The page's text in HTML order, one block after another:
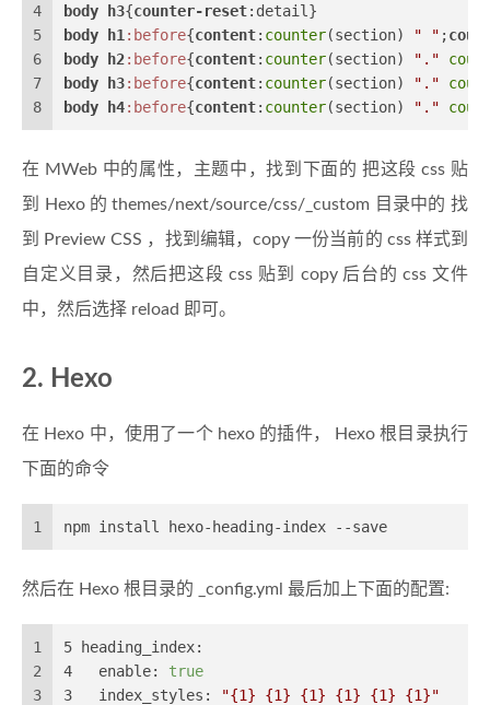
4
5
6
7
8
body
h3{counter-reset:detail}
body
h1 :before{content: counter(section) " " ;
body
h2:before{content: counter(section) "."
body
h3:before{content: counter(section) "."
body
h4:before{content: counter(section) "."
在 MWeb 中的属性，主题中，找到下面的 把这段 css 贴
到 Hexo 的 themes/next/source/css/_custom 目录中的 找
到 Preview CSS ，找到编辑，copy 一份当前的 css 样式到
自定义目录，然后把这段 css 贴到 copy 后台的 css 文件
中，然后选择 reload 即可。
2. Hexo
在 Hexo 中，使用了一个 hexo 的插件， Hexo 根目录执行
下面的命令
1 npm install hexo-heading-index --save
然后在 Hexo 根目录的 _config.yml 最后加上下面的配置:
1
2
3
5 heading_index:
4   enable:
true
3   index_styles:
"{1} {1} {1} {1} {1} {1}"